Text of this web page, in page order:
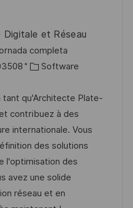
et Réseau
completa
C
t
e
g
o
r
í
a
Software
tant qu'Architecte Plate-
contribuez à des
internationale. Vous
des solutions
l'optimisation des
avez une solide
réseau et en